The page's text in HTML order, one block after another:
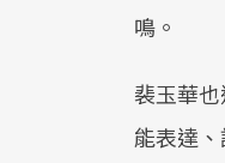
鳴。
裴玉華
能表達